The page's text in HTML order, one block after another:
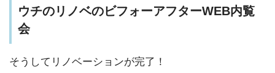
ウチのリノベのビフォーアフターWEB内覧
会
そうしてリノベーションが完了！